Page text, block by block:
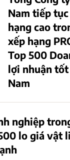
Nam tiếp
hạng cao
xếp hạng
Top 500
lợi nhuận
Nam
nghiệp
lo giá vật